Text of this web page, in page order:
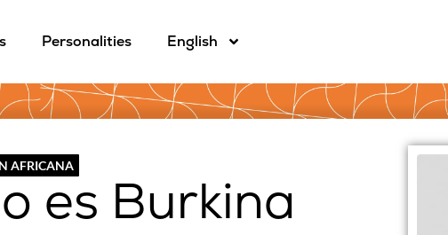
Personalities English
AFRICANA
es Burkina